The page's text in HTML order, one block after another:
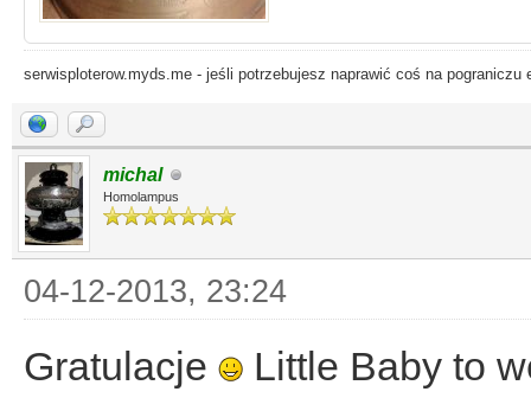
serwisploterow.myds.me - jeśli potrzebujesz naprawić coś na
michal
Homolampus
04-12-2013, 23:24
Gratulacje
Little Baby to